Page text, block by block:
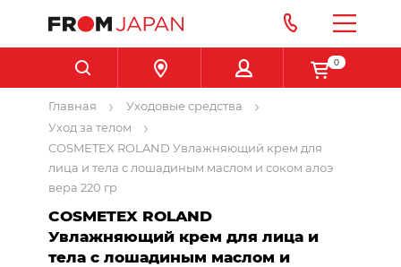
0
Главная
Уходовые средства
Уход за телом
COSMETEX ROLAND Увлажняющий крем для
лица и тела с лошадиным маслом и соком алоэ
вера 220 гр
COSMETEX ROLAND
Увлажняющий крем для лица и
тела с лошадиным маслом и